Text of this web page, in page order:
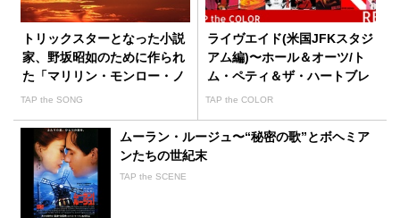
トリックスターとなった小説
家、野坂昭如のために作られ
た「マリリン・モンロー・ノ
ーリターン」
TAP the SONG
ライヴエイド(米国JFKスタジ
アム編)〜ホール＆オーツ/ト
ム・ペティ＆ザ・ハートブレ
イカーズほか
TAP the COLOR
ムーラン・ルージュ〜“秘密の歌”とボヘミア
ンたちの世紀末
TAP the SCENE